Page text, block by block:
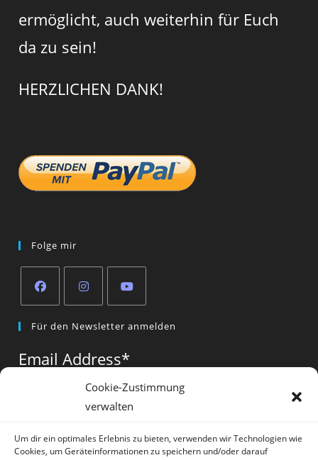
Cookie-Zustimmung
verwalten
Um dir ein optimales Erlebnis zu bieten, verwenden wir Technologien wie
Cookies, um Geräteinformationen zu speichern und/oder darauf
ermöglicht, auch weiterhin für Euch
da zu sein!
HERZLICHEN DANK!
Folge mir
in
new
in
new
in
new
tab
Für den Newsletter anmelden
Email Address*
Vorname*